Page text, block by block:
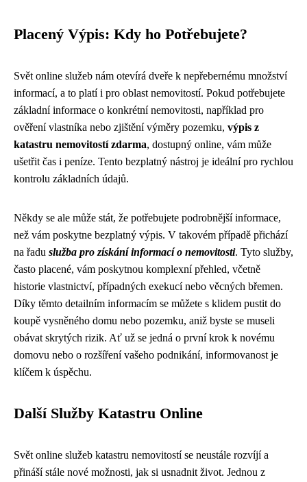
Placený Výpis: Kdy ho Potřebujete?
Svět online služeb nám otevírá dveře k nepřebernému množství
informací, a to platí i pro oblast nemovitostí. Pokud potřebujete
základní informace o konkrétní nemovitosti, například pro
ověření vlastníka nebo zjištění výměry pozemku, výpis z
katastru nemovitostí zdarma, dostupný online, vám může
ušetřit čas i peníze. Tento bezplatný nástroj je ideální pro rychlou
kontrolu základních údajů.
Někdy se ale může stát, že potřebujete podrobnější informace,
než vám poskytne bezplatný výpis. V takovém případě přichází
na řadu služba pro získání informací o nemovitosti. Tyto služby,
často placené, vám poskytnou komplexní přehled, včetně
historie vlastnictví, případných exekucí nebo věcných břemen.
Díky těmto detailním informacím se můžete s klidem pustit do
koupě vysněného domu nebo pozemku, aniž byste se museli
obávat skrytých rizik. Ať už se jedná o první krok k novému
domovu nebo o rozšíření vašeho podnikání, informovanost je
klíčem k úspěchu.
Další Služby Katastru Online
Svět online služeb katastru nemovitostí se neustále rozvíjí a
přináší stále nové možnosti, jak si usnadnit život. Jednou z